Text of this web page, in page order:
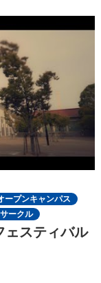
ープンキャンパス
ークル
ェスティバル